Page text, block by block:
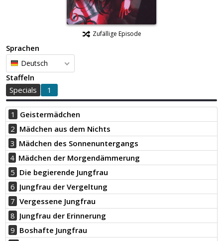
Zufällige Episode
Sprachen
Deutsch
Staffeln
Specials
1
1
Geistermädchen
2 Mädchen aus dem Nichts
3 Mädchen des Sonnenuntergangs
4 Mädchen der Morgendämmerung
5 Die begierende Jungfrau
6 Jungfrau der Vergeltung
7 Vergessene Jungfrau
8 Jungfrau der Erinnerung
9 Boshafte Jungfrau